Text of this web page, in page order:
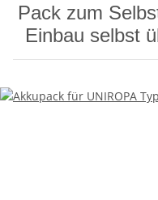
Pack zum
Einbau selbst